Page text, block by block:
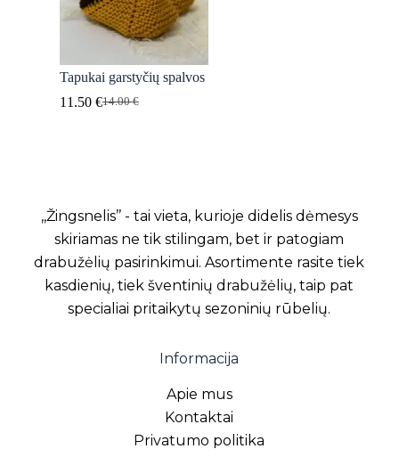
Tapukai garstyčių spalvos
14.00€
Original
11.50 €Current
,,Žingsnelis’’ - tai vieta, kurioje didelis dėmesys
skiriamas ne tik stilingam, bet ir patogiam
drabužėlių pasirinkimui. Asortimente rasite tiek
kasdienių, tiek šventinių drabužėlių, taip pat
specialiai pritaikytų sezoninių rūbelių.
Informacija
Apie mus
Kontaktai
Privatumo politika